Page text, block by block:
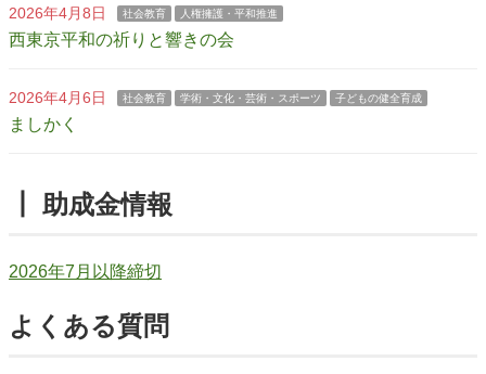
2026年4月8日 社会教育 人権擁護・平和推進
西東京平和の祈りと響きの会
2026年4月6日 社会教育 学術・文化・芸術・スポーツ 子どもの健全育成
ましかく
┃ 助成金情報
2026年7月以降締切
よくある質問